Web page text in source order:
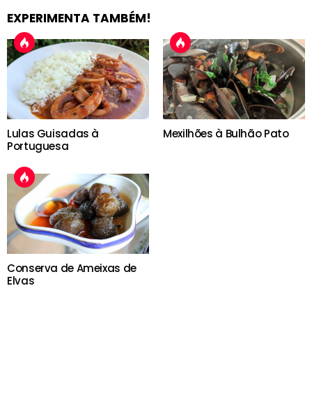
EXPERIMENTA TAMBÉM!
Lulas Guisadas à
Portuguesa
Mexilhões à Bulhão Pato
Conserva de Ameixas de
Elvas